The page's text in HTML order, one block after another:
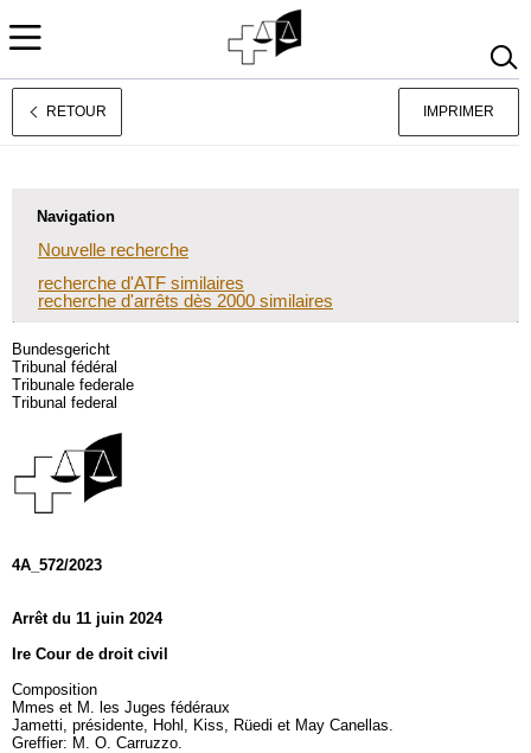
Deutsch
RETOUR IMPRIMER
Navigation
Nouvelle recherche
recherche d'ATF similaires
recherche d'arrêts dès 2000 similaires
Bundesgericht
Tribunal fédéral
Tribunale federale
Tribunal federal
4A_572/2023
Arrêt du 11 juin 2024
Ire Cour de droit civil
Composition
Mmes et M. les Juges fédéraux
Jametti, présidente, Hohl, Kiss, Rüedi et May Canellas.
Greffier: M. O. Carruzzo.